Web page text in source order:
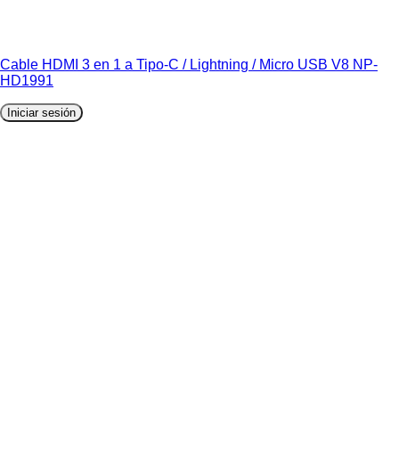
Cable HDMI 3 en 1 a Tipo-C / Lightning / Micro USB V8 NP-
HD1991
Iniciar sesión